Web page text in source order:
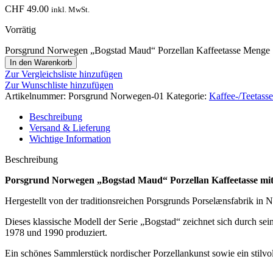
CHF 49.00 inkl. MwSt.
Vorrätig
Porsgrund Norwegen „Bogstad Maud“ Porzellan Kaffeetasse Menge
In den Warenkorb
Zur Vergleichsliste hinzufügen
Zur Wunschliste hinzufügen
Artikelnummer: Porsgrund Norwegen-01 Kategorie: Kaffee-/
Beschreibung
Versand & Lieferung
Wichtige Information
Beschreibung
Porsgrund Norwegen „Bogstad Maud“ Porzellan Kaffeetasse
Hergestellt von der traditionsreichen Porsgrunds Porselænsfabrik in
Dieses klassische Modell der Serie „Bogstad“ zeichnet sich durch
1978 und 1990 produziert.
Ein schönes Sammlerstück nordischer Porzellankunst sowie ein